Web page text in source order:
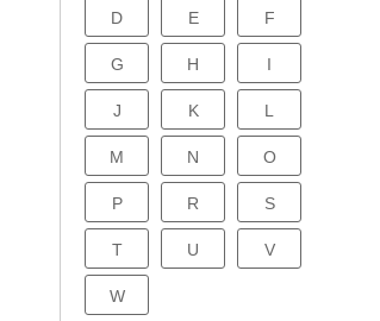
D E F
G H I
J K L
M N O
P R S
T U V
W